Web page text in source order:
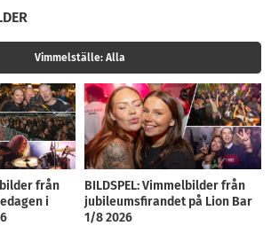
Vimmelställe: Alla
från
i
BILDSPEL: Vimmelbilder från
jubileumsfirandet på Lion Bar
1/8 2026